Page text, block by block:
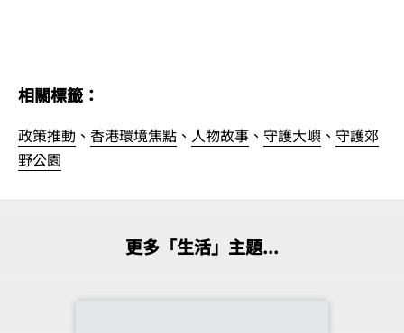
相關標籤：
政策推動 、 香港環境焦點 、 人物故事 、 守護大嶼 、 守護郊
野公園
更多「生活」主題...